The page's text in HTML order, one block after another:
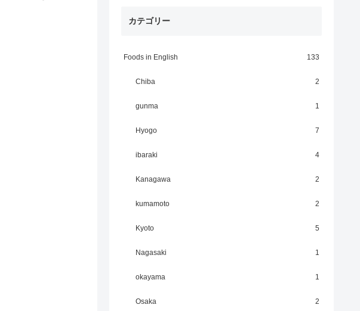
カテゴリー
Foods in English 133
Chiba 2
gunma 1
Hyogo 7
ibaraki 4
Kanagawa 2
kumamoto 2
Kyoto 5
Nagasaki 1
okayama 1
Osaka 2